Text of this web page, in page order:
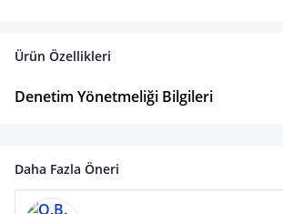
Ürün Özellikleri
Denetim Yönetmeliği Bilgileri
Daha Fazla Öneri